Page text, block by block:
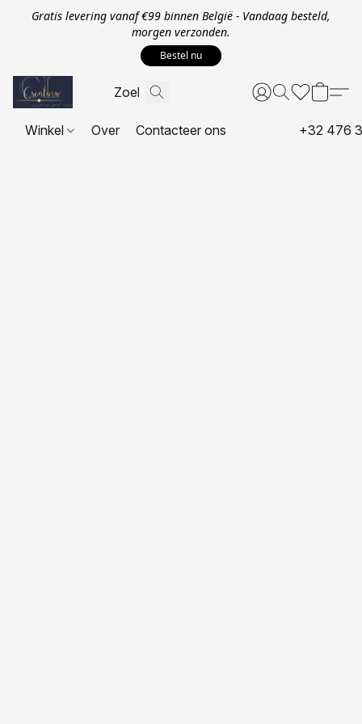
Gratis levering vanaf €99 binnen België - Vandaag besteld,
morgen verzonden.
Bestel nu
Winkel Over Contacteer ons +32 476